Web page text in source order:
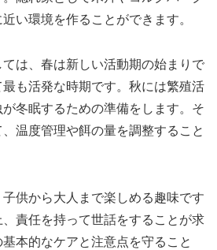
い環境を作ることができます。
は、春は新しい活動期の始まりで
も活発な時期です。秋には繁殖活
冬眠するための準備をします。そ
温度管理や餌の量を調整すること
供から大人まで楽しめる趣味です
責任を持って世話をすることが求
本的なケアと注意点を守ること